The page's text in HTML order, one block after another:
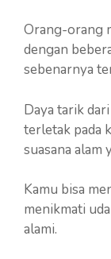
Orang-orang
dengan
sebenarnya
Daya tarik
terletak pada
suasana alam
Kamu bisa
menikmati
alami.